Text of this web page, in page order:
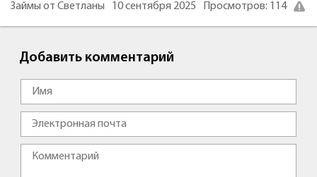
Займы от Светланы 10 сентября 2025 Просмотров: 114
Добавить комментарий